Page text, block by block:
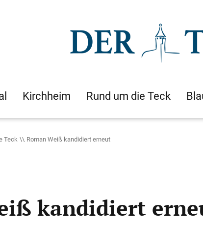
Kirchheim Rund um die Teck
Teck Roman Weiß kandidiert erneut
kandidiert